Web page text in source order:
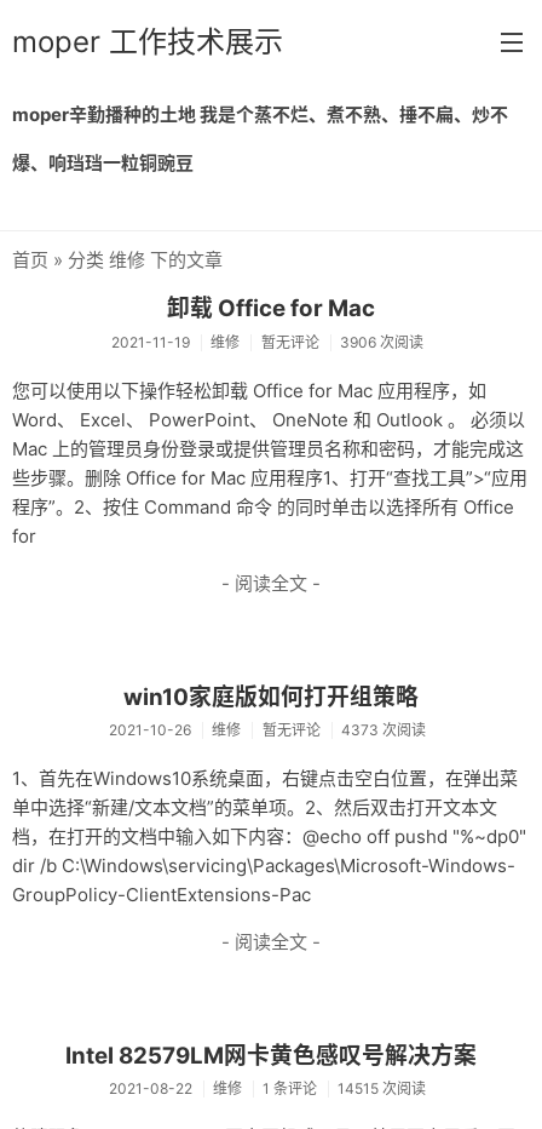
moper 工作技术展示
关于
moper辛勤播种的土地 我是个蒸不烂、煮不熟、捶不扁、炒不
爆、响珰珰一粒铜豌豆
首页 » 分类 维修 下的文章
卸载 Office for Mac
2021-11-19 维修 暂无评论 3906 次阅读
您可以使用以下操作轻松卸载 Office for Mac 应用程序，如
Word、 Excel、 PowerPoint、 OneNote 和 Outlook 。 必须以
Mac 上的管理员身份登录或提供管理员名称和密码，才能完成这
些步骤。删除 Office for Mac 应用程序1、打开“查找工具”>“应用
程序”。2、按住 Command 命令 的同时单击以选择所有 Office
for
- 阅读全文 -
win10家庭版如何打开组策略
2021-10-26 维修 暂无评论 4373 次阅读
1、首先在Windows10系统桌面，右键点击空白位置，在弹出菜
单中选择“新建/文本文档”的菜单项。2、然后双击打开文本文
档，在打开的文档中输入如下内容：@echo off pushd "%~dp0"
dir /b C:\Windows\servicing\Packages\Microsoft-Windows-
GroupPolicy-ClientExtensions-Pac
- 阅读全文 -
Intel 82579LM网卡黄色感叹号解决方案
2021-08-22 维修 1 条评论 14515 次阅读